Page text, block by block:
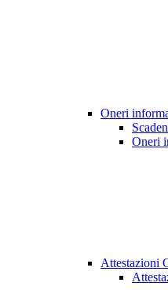
Oneri
Oneri
Attestazioni